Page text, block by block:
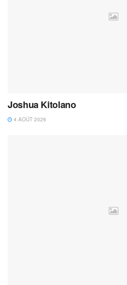
Joshua Kitolano
4 AOÛT 2026